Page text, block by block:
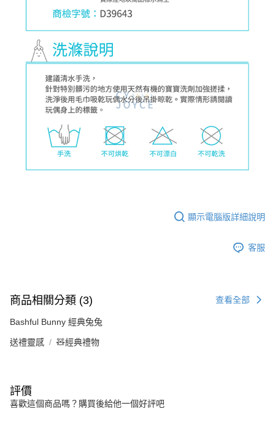
顯示電腦版詳細說明
客服
商品相關分類 (3) 查看全部
Bashful Bunny 經典兔兔
送禮靈感 🧸經典禮物
評價
喜歡這個商品嗎？購買後給他一個好評吧